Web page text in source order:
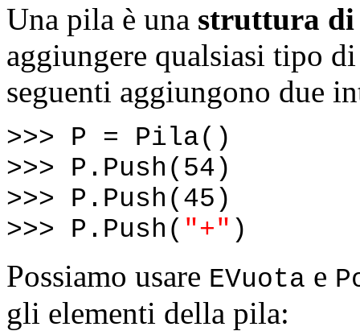
Una pila è una struttura di
aggiungere qualsiasi tipo
seguenti aggiungono due
>>> P = Pila()
>>> P.Push(54)
>>> P.Push(45)
>>> P.Push( "+" )
Possiamo usare EVuota e
gli elementi della pila: